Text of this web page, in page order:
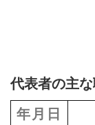
代表者の主
年月日